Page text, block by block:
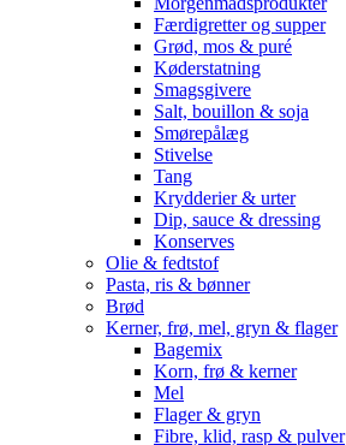
Færdigretter og supper
Grød, mos & puré
Køderstatning
Smagsgivere
Salt, bouillon & soja
Smørepålæg
Stivelse
Tang
Krydderier & urter
Dip, sauce & dressing
Konserves
Olie & fedtstof
Pasta, ris & bønner
Brød
Kerner, frø, mel, gryn & flager
Bagemix
Korn, frø & kerner
Mel
Flager & gryn
Fibre, klid, rasp & pulver